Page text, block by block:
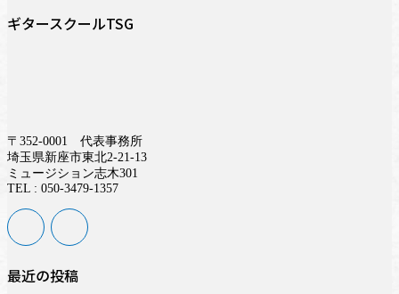
ギタースクールTSG
〒352-0001 代表事務所
埼玉県新座市東北2-21-13
ミュージション志木301
TEL : 050-3479-1357
最近の投稿